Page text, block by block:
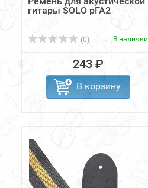
гитары SOLO рГА2
(0) В наличии
243 ₽
В корзину